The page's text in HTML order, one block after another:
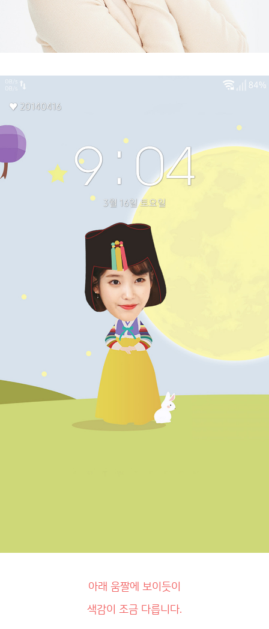
아래 움짤에 보이듯이
색감이 조금 다릅니다.